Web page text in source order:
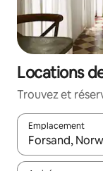
Locations
Trouvez et
Emplacement
Quand les